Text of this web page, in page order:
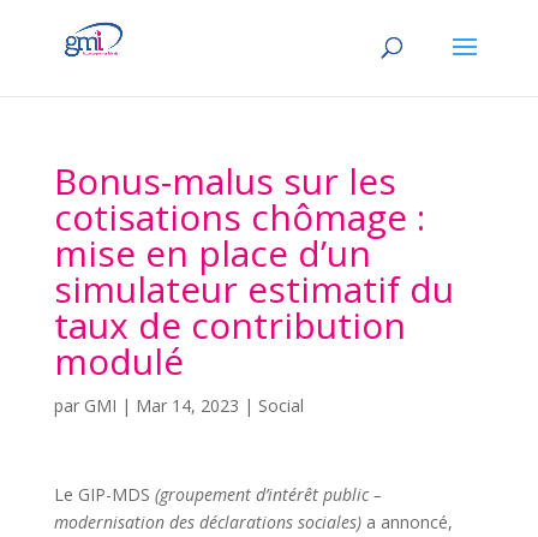
Bonus-malus sur les
cotisations chômage :
mise en place d’un
simulateur estimatif du
taux de contribution
modulé
par GMI | Mar 14, 2023 | Social
Le GIP-MDS (groupement d’intérêt public –
modernisation des déclarations sociales)a annoncé,